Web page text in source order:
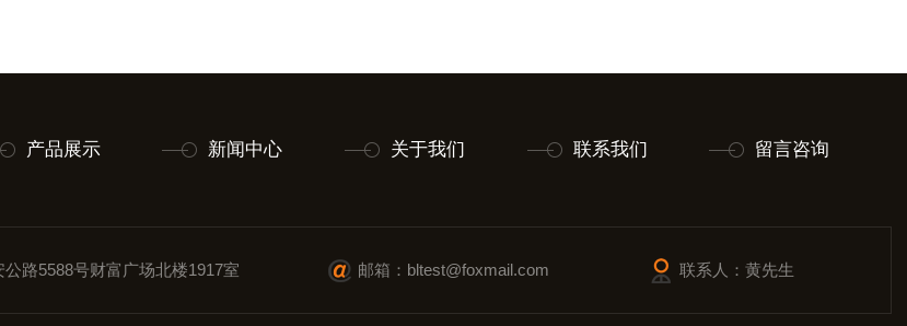
产品展示 新闻中心 关于我们 联系我们 留言咨询
路5588号财富广场北楼1917室 邮箱：bltest@foxmail.com 联系人：黄先生